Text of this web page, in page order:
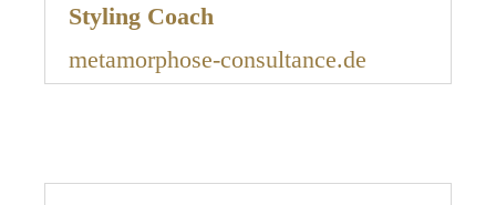
Styling Coach
metamorphose-consultance.de